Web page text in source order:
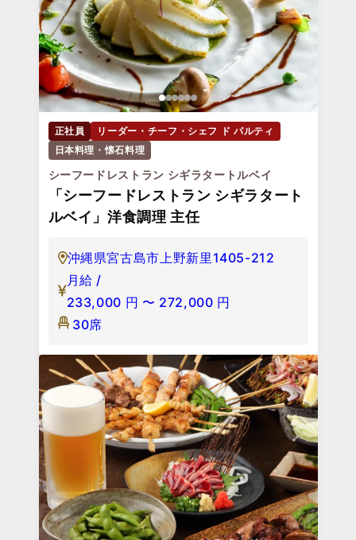
正社員
リーダー・チーフ・シェフ ド パルティ
日本料理・懐石料理
シーフードレストラン シギラタートルベイ
「シーフードレストラン シギラタート
ルベイ」洋食調理 主任
沖縄県宮古島市上野新里1405-212
月給 /
233,000 円 〜 272,000 円
30席